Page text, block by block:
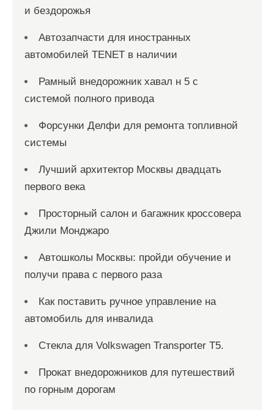
и бездорожья
Автозапчасти для иностранных
автомобилей TENET в наличии
Рамный внедорожник хавал н 5 с
системой полного привода
Форсунки Делфи для ремонта топливной
системы
Лучший архитектор Москвы двадцать
первого века
Просторный салон и багажник кроссовера
Джили Монджаро
Автошколы Москвы: пройди обучение и
получи права с первого раза
Как поставить ручное управление на
автомобиль для инвалида
Стекла для Volkswagen Transporter T5.
Прокат внедорожников для путешествий
по горным дорогам